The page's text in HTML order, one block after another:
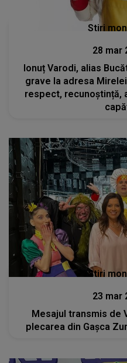
Stiri
28 mar
Ionuț Varodi, alias Bucătărașul Lulu, acuzații
grave la adresa
respect, recunoștință,
Stiri
23 mar
Mesajul transmis de
plecarea din Gașca